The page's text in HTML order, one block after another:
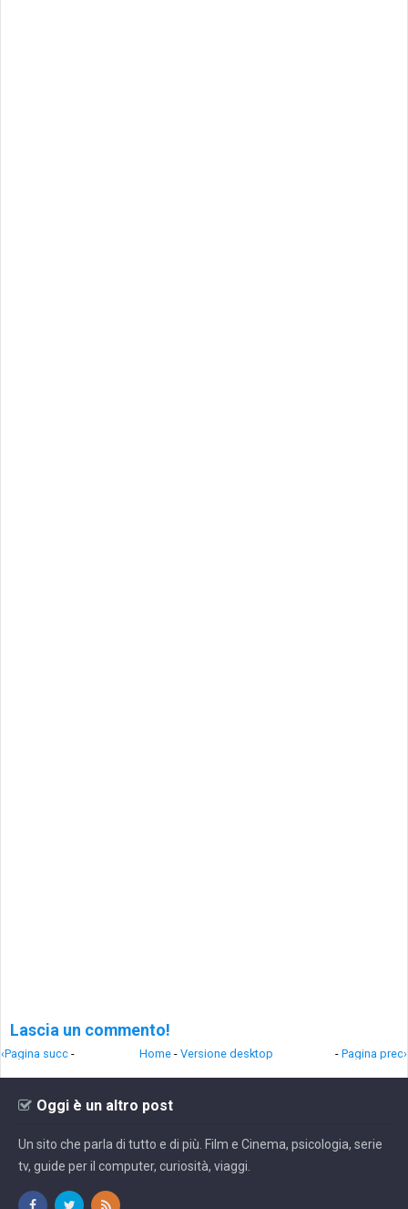
Lascia un commento!
‹Pagina succ - - Pagina prec›
Home - Versione desktop
Oggi è un altro post
Un sito che parla di tutto e di più. Film e Cinema, psicologia, serie
tv, guide per il computer, curiosità, viaggi.